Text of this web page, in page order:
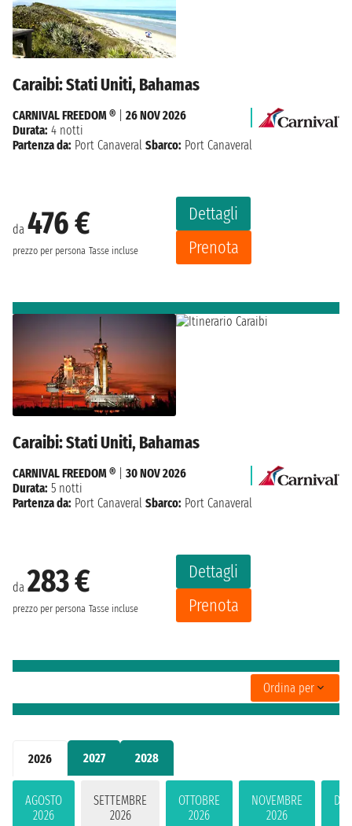
2026 2027 2028
AGOSTO
2026
SETTEMBRE
2026
OTTOBRE
2026
NOVEMBRE
2026
Caraibi: Stati Uniti, Bahamas
da 476 €
prezzo per persona Tasse incluse
Dettagli
Prenota
CARNIVAL FREEDOM ®
26 NOV 2026
Durata: 4 notti
Partenza da: Port Canaveral Sbarco: Port Canaveral
Caraibi: Stati Uniti, Bahamas
da 283 €
prezzo per persona Tasse incluse
Dettagli
Prenota
CARNIVAL FREEDOM ®
30 NOV 2026
Durata: 5 notti
Partenza da: Port Canaveral Sbarco: Port Canaveral
Ordina per